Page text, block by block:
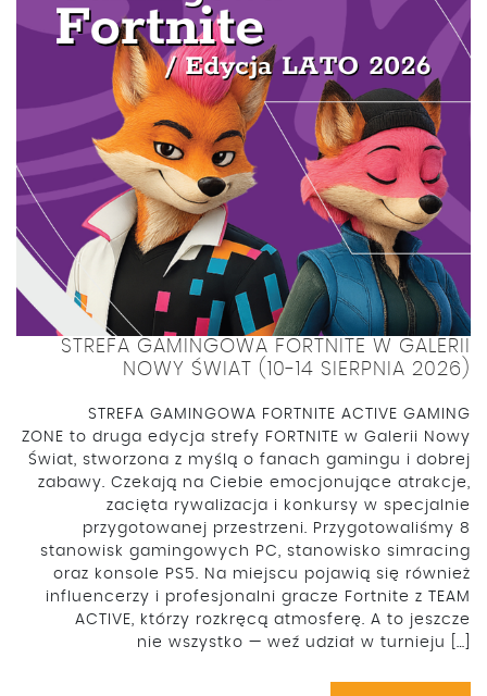
STREFA GAMINGOWA FORTNITE W GALERII
NOWY ŚWIAT (10-14 SIERPNIA 2026)
STREFA GAMINGOWA FORTNITE ACTIVE GAMING
ZONE to druga edycja strefy FORTNITE w Galerii Nowy
Świat, stworzona z myślą o fanach gamingu i dobrej
zabawy. Czekają na Ciebie emocjonujące atrakcje,
zacięta rywalizacja i konkursy w specjalnie
przygotowanej przestrzeni. Przygotowaliśmy 8
stanowisk gamingowych PC, stanowisko simracing
oraz konsole PS5. Na miejscu pojawią się również
influencerzy i profesjonalni gracze Fortnite z TEAM
ACTIVE, którzy rozkręcą atmosferę. A to jeszcze
nie wszystko — weź udział w turnieju […]